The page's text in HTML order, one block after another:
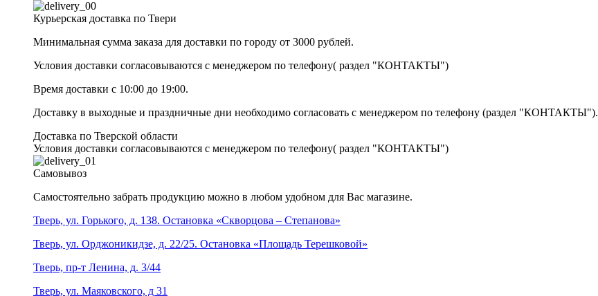
Курьерская доставка по Твери
Минимальная сумма заказа для доставки по городу от 3000 рублей.
Условия доставки согласовываются с менеджером по телефону( раздел "КОНТАКТЫ")
Время доставки с 10:00 до 19:00.
Доставку в выходные и праздничные дни необходимо согласовать с менеджером по телефону (раздел "КОНТАКТЫ").
Доставка по Тверской области
Условия доставки согласовываются с менеджером по телефону( раздел "КОНТАКТЫ")
Самовывоз
Самостоятельно забрать продукцию можно в любом удобном для Вас магазине.
Тверь, ул. Горького, д. 138. Остановка «Скворцова – Степанова»
Тверь, ул. Орджоникидзе, д. 22/25. Остановка «Площадь Терешковой»
Тверь, пр-т Ленина, д. 3/44
Тверь, ул. Маяковского, д 31